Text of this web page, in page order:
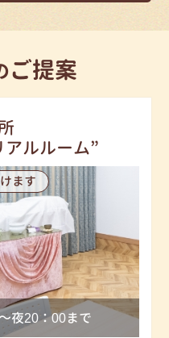
ご提案
ルルーム”
ます
夜20：00まで